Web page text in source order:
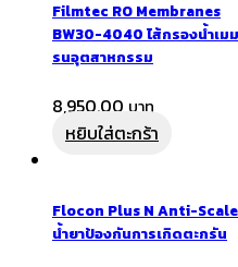
Filmtec RO Membranes
BW30-4040 ไส้กรองน้ำเม
รนอุตสาหกรรม
8,950.00
หยิบใส่ตะกร้า
Flocon Plus N Anti-Scale
น้ำยาป้องกันการเกิดตะกรัน